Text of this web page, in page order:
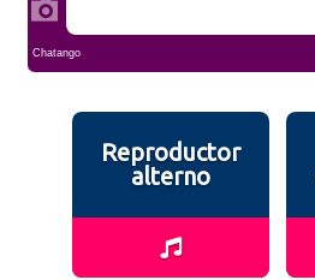
Reproductor
alterno